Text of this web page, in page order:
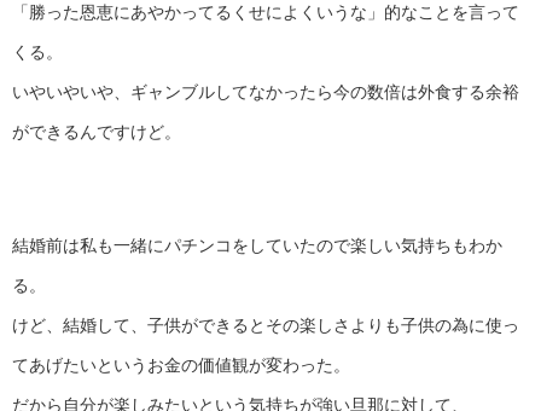
「勝った恩恵にあやかってるくせによくいうな」的なことを言って
くる。
いやいやいや、ギャンブルしてなかったら今の数倍は外食する余裕
ができるんですけど。
結婚前は私も一緒にパチンコをしていたので楽しい気持ちもわか
る。
けど、結婚して、子供ができるとその楽しさよりも子供の為に使っ
てあげたいというお金の価値観が変わった。
だから自分が楽しみたいという気持ちが強い旦那に対して、